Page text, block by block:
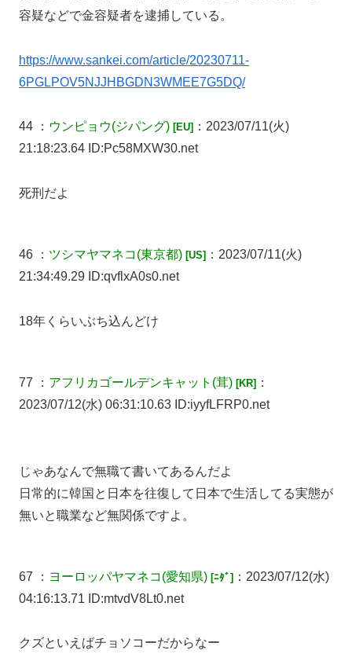
容疑などで金容疑者を逮捕している。
https://www.sankei.com/article/20230711-
6PGLPOV5NJJHBGDN3WMEE7G5DQ/
44 ： ウンピョウ(ジパング) [EU] ：2023/07/11(火)
21:18:23.64 ID:Pc58MXW30.net
死刑だよ
46 ： ツシマヤマネコ (東京都) [US] ：2023/07/11(火)
21:34:49.29 ID:qvflxA0s0.net
18年くらいぶち込んどけ
77 ： アフリカゴールデンキャット (茸) [KR] ：
2023/07/12(水) 06:31:10.63 ID:iyyfLFRP0.net
じゃあなんで無職て書いてあるんだよ
日常的に韓国と日本を往復して日本で生活してる実態が
無いと職業など無関係ですよ。
67 ： ヨーロッパヤマネコ (愛知県) [ﾆﾀﾞ] ：2023/07/12(水)
04:16:13.71 ID:mtvdV8Lt0.net
クズといえばチョソコーだからなー